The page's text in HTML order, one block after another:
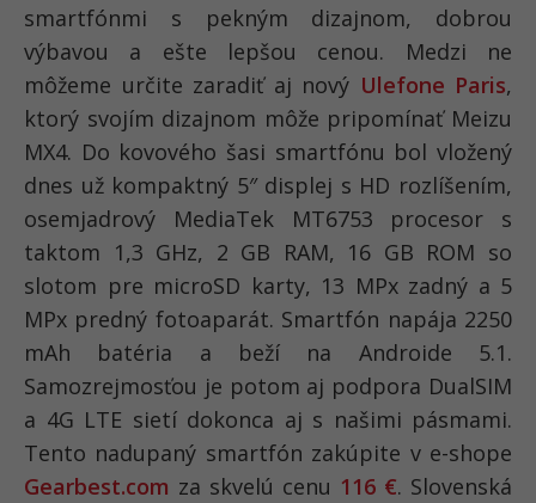
smartfónmi s pekným dizajnom, dobrou
výbavou a ešte lepšou cenou. Medzi ne
môžeme určite zaradiť aj nový Ulefone Paris,
ktorý svojím dizajnom môže pripomínať Meizu
MX4. Do kovového šasi smartfónu bol vložený
dnes už kompaktný 5″ displej s HD rozlíšením,
osemjadrový MediaTek MT6753 procesor s
taktom 1,3 GHz, 2 GB RAM, 16 GB ROM so
slotom pre microSD karty, 13 MPx zadný a 5
MPx predný fotoaparát. Smartfón napája 2250
mAh batéria a beží na Androide 5.1.
Samozrejmosťou je potom aj podpora DualSIM
a 4G LTE sietí dokonca aj s našimi pásmami.
Tento nadupaný smartfón zakúpite v e-shope
Gearbest.com za skvelú cenu 116 €. Slovenská